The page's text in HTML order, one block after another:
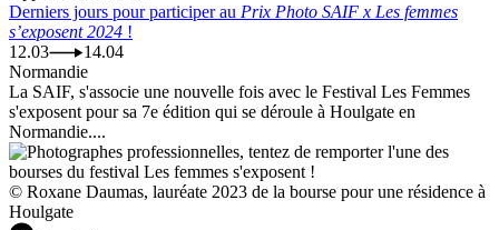
Derniers jours pour participer au Prix Photo SAIF x Les femmes
s’exposent 2024 !
12.03
14.04
Normandie
La SAIF, s'associe une nouvelle fois avec le Festival Les Femmes
s'exposent pour sa 7e édition qui se déroule à Houlgate en
Normandie....
© Roxane Daumas, lauréate 2023 de la bourse pour une résidence à
Houlgate